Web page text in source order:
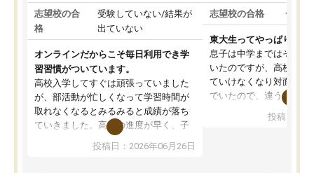
志望校の合
格
受験していない/結果が
出ていない
オンラインだからこそ毎日利用でき学
習習慣がついています。
高校入学してすぐは頑張っていました
が、部活動が忙しくなって学習時間が
取れなくなるとみるみると成績が落ち
ていきました。高校の進度が早く、子
供も家に帰って勉強の話すると嫌な反
応を示します。東大先生にお願いして
投稿日：2026年06月26日
志望校の合格 合格
東大生ってやっぱりすご
息子は中学まではそこそ
いたのですが、高校に入
ていけなくなり対面の塾
でいたので、違うアプロ
で、当初は模試でD判定
投稿日：